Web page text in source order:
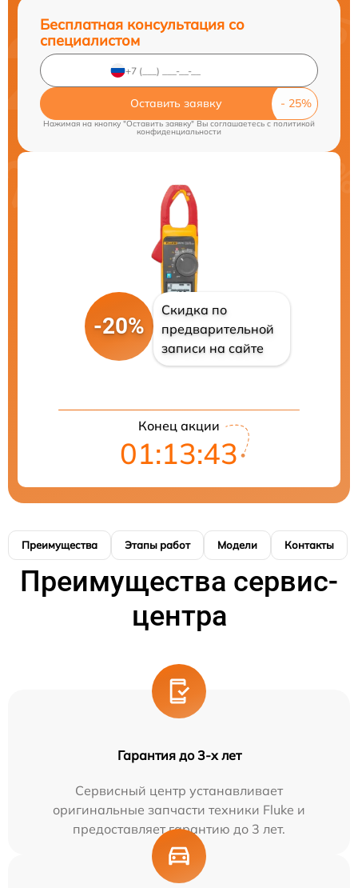
Бесплатная консультация со
специалистом
Оставить заявку
Нажимая на кнопку "Оставить заявку" Вы соглашаетесь cполитикой
конфиденциальности
-20%
Скидка по
предварительной
записи на сайте
Конец акции
01:13:42
Преимущества Этапы работ Модели Контакты
Преимущества сервис-
центра
Гарантия до 3-х лет
Сервисный центр устанавливает
оригинальные запчасти техники Fluke и
предоставляет гарантию до 3 лет.